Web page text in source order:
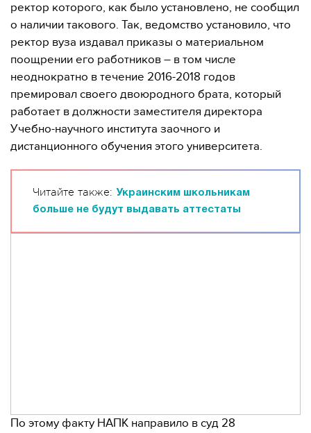
ректор которого, как было установлено, не сообщил
о наличии такового. Так, ведомство установило, что
ректор вуза издавал приказы о материальном
поощрении его работников – в том числе
неоднократно в течение 2016-2018 годов
премировал своего двоюродного брата, который
работает в должности заместителя директора
Учебно-научного института заочного и
дистанционного обучения этого университета.
Читайте также: Украинским школьникам
больше не будут выдавать аттестаты
По этому факту НАПК направило в суд 28